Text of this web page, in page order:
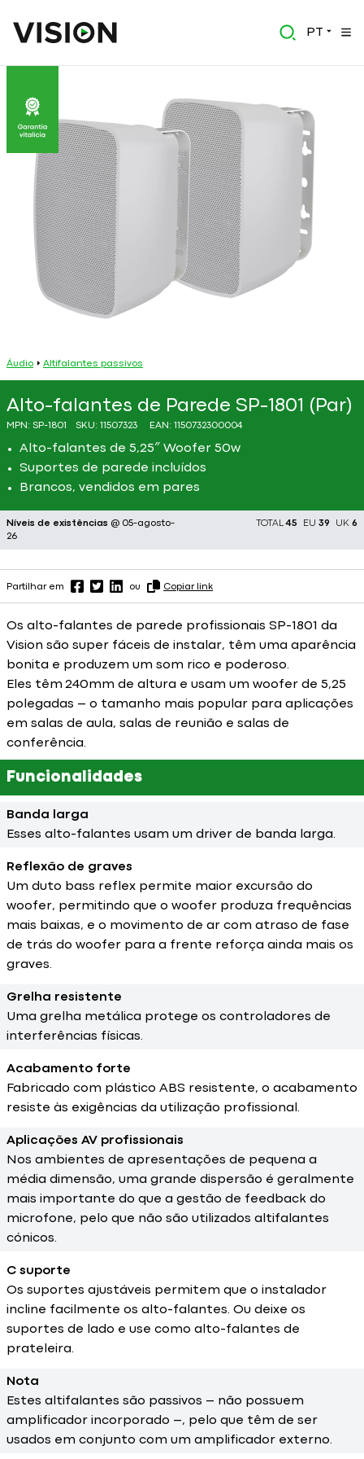
PT
Áudio Altifalantes passivos
Alto-falantes de Parede SP-1801 (Par)
MPN: SP-1801 SKU: 11507323 EAN: 1150732300004
Alto-falantes de 5,25″ Woofer 50w
Suportes de parede incluídos
Brancos, vendidos em pares
Níveis de existências @ 05-agosto-
26
TOTAL45 EU 39 UK 6
Partilhar em ou Copiar link
Os alto-falantes de parede profissionais SP-1801 da
Vision são super fáceis de instalar, têm uma aparência
bonita e produzem um som rico e poderoso.
Eles têm 240mm de altura e usam um woofer de 5,25
polegadas – o tamanho mais popular para aplicações
em salas de aula, salas de reunião e salas de
conferência.
Funcionalidades
Banda larga
Esses alto-falantes usam um driver de banda larga.
Reflexão de graves
Um duto bass reflex permite maior excursão do
woofer, permitindo que o woofer produza frequências
mais baixas, e o movimento de ar com atraso de fase
de trás do woofer para a frente reforça ainda mais os
graves.
Grelha resistente
Uma grelha metálica protege os controladores de
interferências físicas.
Acabamento forte
Fabricado com plástico ABS resistente, o acabamento
resiste às exigências da utilização profissional.
Aplicações AV profissionais
Nos ambientes de apresentações de pequena a
média dimensão, uma grande dispersão é geralmente
mais importante do que a gestão de feedback do
microfone, pelo que não são utilizados altifalantes
cónicos.
C suporte
Os suportes ajustáveis permitem que o instalador
incline facilmente os alto-falantes. Ou deixe os
suportes de lado e use como alto-falantes de
prateleira.
Nota
Estes altifalantes são passivos – não possuem
amplificador incorporado –, pelo que têm de ser
usados em conjunto com um amplificador externo.